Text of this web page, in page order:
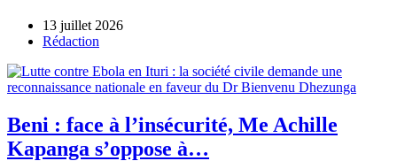
13 juillet 2026
Author
Rédaction
Beni : face à l’insécurité, Me Achille
Kapanga s’oppose à…